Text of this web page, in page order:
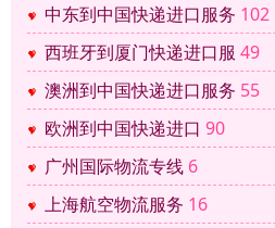
中东到中国快递进口服务 102
西班牙到厦门快递进口服 49
澳洲到中国快递进口服务 55
欧洲到中国快递进口 90
广州国际物流专线 6
上海航空物流服务 16